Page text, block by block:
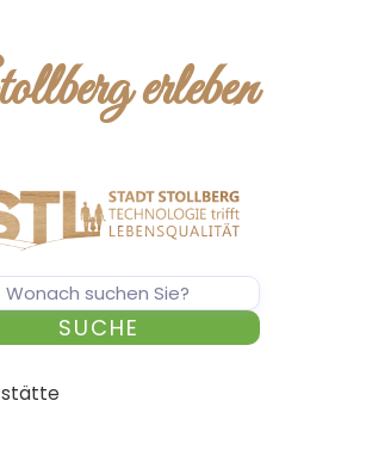
erleben
SUCHE